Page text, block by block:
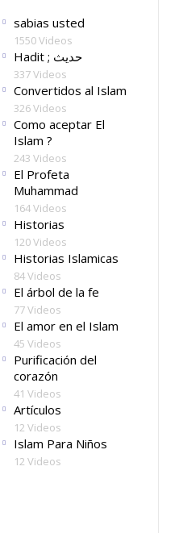
sabias usted
1550 Videos
Hadit ; حديث
337 Videos
Convertidos al Islam
326 Videos
Como aceptar El
Islam ?
243 Videos
El Profeta
Muhammad
164 Videos
Historias
120 Videos
Historias Islamicas
84 Videos
El árbol de la fe
77 Videos
El amor en el Islam
45 Videos
Purificación del
corazón
41 Videos
Artículos
12 Videos
Islam Para Niños
12 Videos